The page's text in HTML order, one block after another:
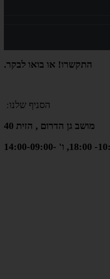
התקשרו! או בואו לבקר.
הסניף שלנו:
מושב גן הדרום , הזית 40